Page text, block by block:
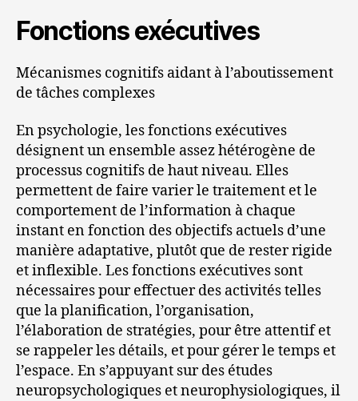
Fonctions exécutives
Mécanismes cognitifs aidant à l’aboutissement
de tâches complexes
En psychologie, les fonctions exécutives
désignent un ensemble assez hétérogène de
processus cognitifs de haut niveau. Elles
permettent de faire varier le traitement et le
comportement de l’information à chaque
instant en fonction des objectifs actuels d’une
manière adaptative, plutôt que de rester rigide
et inflexible. Les fonctions exécutives sont
nécessaires pour effectuer des activités telles
que la planification, l’organisation,
l’élaboration de stratégies, pour être attentif et
se rappeler les détails, et pour gérer le temps et
l’espace. En s’appuyant sur des études
neuropsychologiques et neurophysiologiques, il